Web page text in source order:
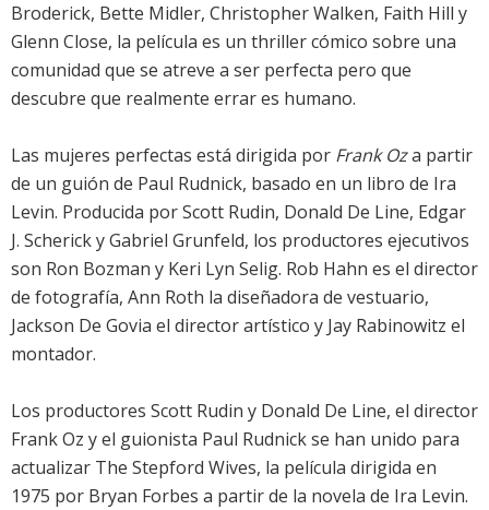
Broderick, Bette Midler, Christopher Walken, Faith Hill y
Glenn Close, la película es un thriller cómico sobre una
comunidad que se atreve a ser perfecta pero que
descubre que realmente errar es humano.
Las mujeres perfectas está dirigida por Frank Oza partir
de un guión de Paul Rudnick, basado en un libro de Ira
Levin. Producida por Scott Rudin, Donald De Line, Edgar
J. Scherick y Gabriel Grunfeld, los productores ejecutivos
son Ron Bozman y Keri Lyn Selig. Rob Hahn es el director
de fotografía, Ann Roth la diseñadora de vestuario,
Jackson De Govia el director artístico y Jay Rabinowitz el
montador.
Los productores Scott Rudin y Donald De Line, el director
Frank Oz y el guionista Paul Rudnick se han unido para
actualizar The Stepford Wives, la película dirigida en
1975 por Bryan Forbes a partir de la novela de Ira Levin.